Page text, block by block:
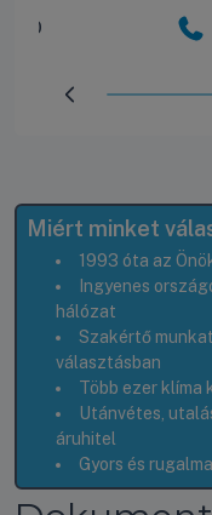
Miért minket
1993 óta az
Ingyenes
hálózat
Szakértő
választásban
Több ezer
Utánvétes,
áruhitel
Gyors és